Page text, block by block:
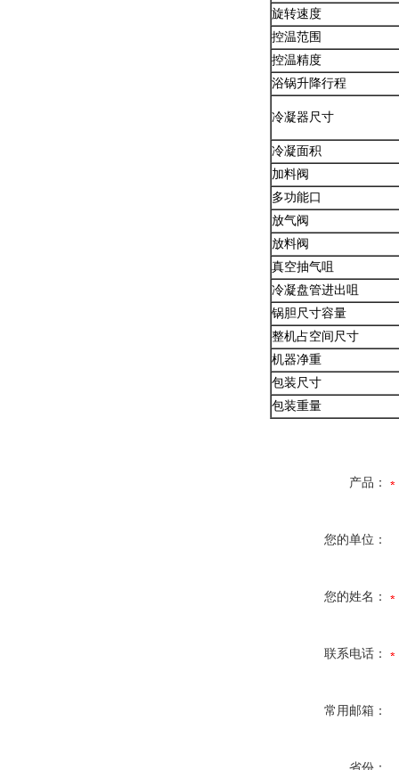
旋转速度
控温范围
控温精度
浴锅升降行程
冷凝器尺寸
冷凝面积
加料阀
多功能口
放气阀
放料阀
真空抽气咀
冷凝盘管进出咀
锅胆尺寸容量
整机占空间尺寸
机器净重
包装尺寸
包装重量
产品：
您的单位：
您的姓名：
联系电话：
常用邮箱：